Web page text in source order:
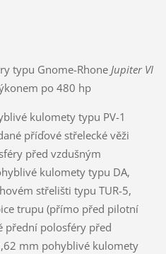
Gnome-Rhone Jupiter VI
po 480 hp
kulomety typu PV-1
příďové střelecké věži
před vzdušným
kulomety typu DA,
střelišti typu TUR-5,
trupu (přímo před pilotní
přední polosféry před
mm pohyblivé kulomety